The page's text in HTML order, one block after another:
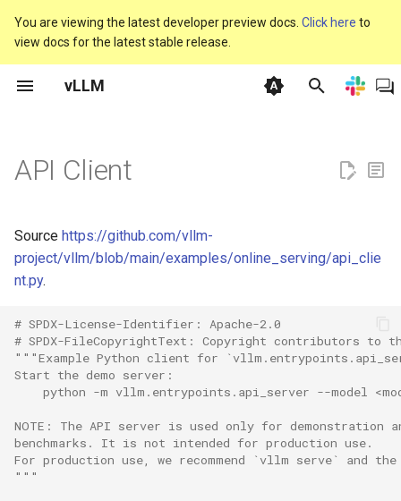
You are viewing the latest developer preview docs. Click here to
view docs for the latest stable release.
vLLM
y
s
t
r
t
e
a
CPU
Audio Language
Basic
Chat With Tools
Context Extension
Data Parallel
Disaggregated Prefill V1
Logging Configuration
Embed
Pooling
Token Classify
Token Embed
常见问题
可重现性
故障排查
使用统计收集
OpenAI 兼容服务器
数据并行部署
专家并行部署
并行化与扩展
Integrations
使用 Kubernetes
Frameworks
框架，这些应用程序可以
BentoML
Cerebrium
Chatbox
Dify
KubeAI
Llama Stack
llm-d
llmaz
Transformers 强化学习
引擎参数
模型解析
服务器参数
TPU
生成模型
Extensions
使用 CoreWeave 的
Models
XPU - Intel® GPUs
批次不变性
自定义 Logits 处理器
分离式预填充（实验性）
交错思考
LoRA 适配器
MooncakeConnector 使用指
GGUF
Intel 量化支持
INT4 W4A16
INT8 W8A8
vLLM 性能分析
Model Implementation
多模态支持
持
vLLM 每日构建的 Wheels
Design Documents
CustomOp
双批次重叠（Dual Batch
如何调试 vLLM-
集成
参数扫描
env_override
exceptions
forward_context
logger
vllm 聊天
vllm run-batch
vllm bench mm-processor
vllm bench sweep plot
plot_pareto
vllm bench sweep serve
vllm bench throughput
线下聚会
Governance
Forum
Slack
API Client
Source https://github.com/vllm-
project/vllm/blob/main/examples/online_serving/api_clie
nt.py.
# SPDX-License-Identifier: Apache-2.0
# SPDX-FileCopyrightText: Copyright contributors to
"""Example Python client for
Start the demo server:
python -m vllm.entrypoints.api_server --model
NOTE: The API server is used only for demonstration
benchmarks. It is not intended for production use.
For production use, we recommend `vllm serve` and
"""